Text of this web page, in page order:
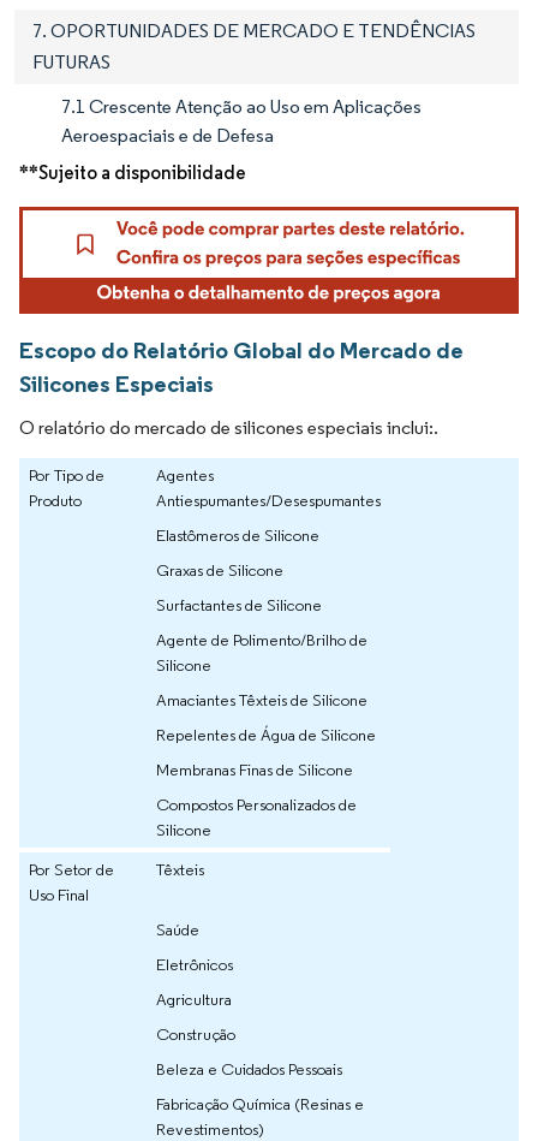
7. OPORTUNIDADES DE MERCADO E TENDÊNCIAS
FUTURAS
7.1 Crescente Atenção ao Uso em Aplicações
Aeroespaciais e de Defesa
**Sujeito a disponibilidade
Escopo do Relatório Global do Mercado de
Silicones Especiais
O relatório do mercado de silicones especiais inclui:.
Por Tipo de
Produto
Agentes
Antiespumantes/Desespumantes
Elastômeros de Silicone
Graxas de Silicone
Surfactantes de Silicone
Agente de Polimento/Brilho de
Silicone
Amaciantes Têxteis de Silicone
Repelentes de Água de Silicone
Membranas Finas de Silicone
Compostos Personalizados de
Silicone
Por Setor de
Uso Final
Têxteis
Saúde
Eletrônicos
Agricultura
Construção
Beleza e Cuidados Pessoais
Fabricação Química (Resinas e
Revestimentos)